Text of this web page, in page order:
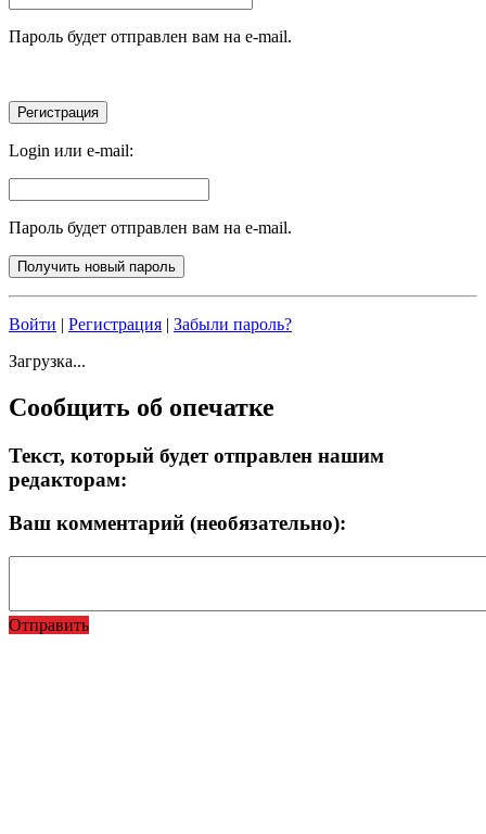
Пароль будет отправлен вам на e-mail.
Login или e-mail:
Пароль будет отправлен вам на e-mail.
Войти | Регистрация | Забыли пароль?
Загрузка...
Сообщить об опечатке
Текст, который будет отправлен нашим
редакторам:
Ваш комментарий (необязательно):
Отправить